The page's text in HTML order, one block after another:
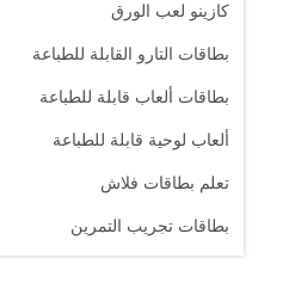
كازينو لعب الورق
بطاقات التارو القابلة للطباعة
بطاقات ألعاب قابلة للطباعة
ألعاب لوحية قابلة للطباعة
تعلم بطاقات فلاش
بطاقات تجريب التمرين